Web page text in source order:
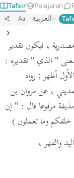
Tafsir Pelajaran
Aa العربية
مصدرية ، فيكون تقدير
" الذي " تقديره :
أظهر ; رواه
، عن مروان بن
مرفوعا قال : " إن
خلقكم وما تعملون )
والقهر ،